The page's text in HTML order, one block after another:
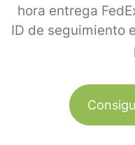
hora entrega
ID de seguimiento